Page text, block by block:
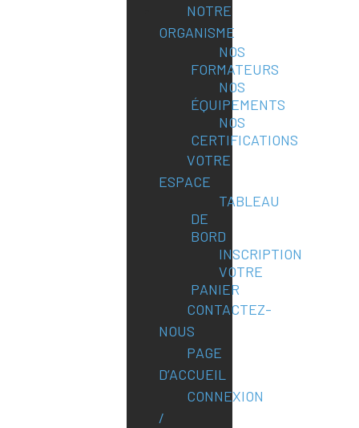
NOTRE
ORGANISME
NOS
FORMATEURS
NOS
ÉQUIPEMENTS
NOS
CERTIFICATIONS
VOTRE
ESPACE
TABLEAU
DE
BORD
INSCRIPTION
VOTRE
PANIER
CONTACTEZ-
NOUS
PAGE
D’ACCUEIL
CONNEXION
/